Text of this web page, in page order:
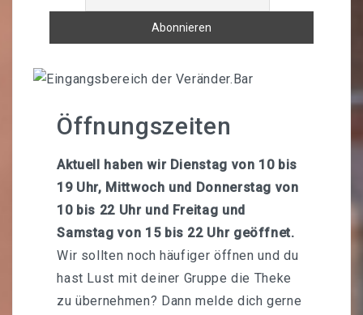
Öffnungszeiten
Aktuell haben wir Dienstag von 10 bis
19 Uhr, Mittwoch und Donnerstag von
10 bis 22 Uhr und Freitag und
Samstag von 15 bis 22 Uhr geöffnet.
Wir sollten noch häufiger öffnen und du
hast Lust mit deiner Gruppe die Theke
zu übernehmen? Dann melde dich gerne